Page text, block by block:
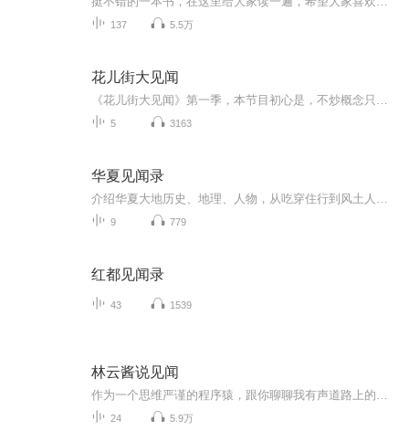
137 5.5万
花儿街大见闻
5 3163
华夏见闻录
9 779
红都见闻录
43 1539
林云酱说见闻
24 5.9万